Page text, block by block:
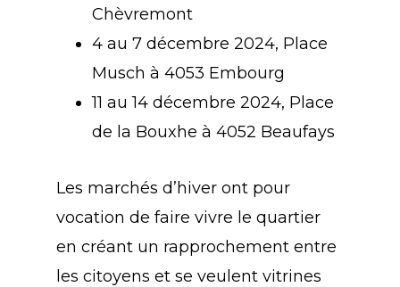
Chèvremont
4 au 7 décembre 2024, Place
Musch à 4053 Embourg
11 au 14 décembre 2024, Place
de la Bouxhe à 4052 Beaufays
Les marchés d’hiver ont pour
vocation de faire vivre le quartier
en créant un rapprochement entre
les citoyens et se veulent vitrines